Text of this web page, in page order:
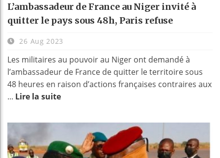
L’ambassadeur de France au Niger invité à
quitter le pays sous 48h, Paris refuse
26 Aug 2023
Les militaires au pouvoir au Niger ont demandé à
l’ambassadeur de France de quitter le territoire sous
48 heures en raison d’actions françaises contraires aux
... Lire la suite